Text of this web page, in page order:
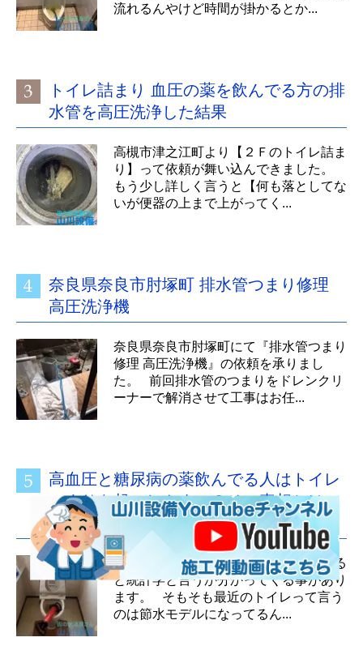
流れるんやけど時間が掛かるとか...
トイレ詰まり 血圧の薬を飲んでる方の排
水管を高圧洗浄した結果
高槻市津之江町より【２Ｆのトイレ詰ま
り】って依頼が舞い込んできました。
もう少し詳しく言うと【何も落としてな
いが便器の上まで上がってく...
奈良県奈良市肘塚町 排水管つまり修理
高圧洗浄機
奈良県奈良市肘塚町にて『排水管つまり
修理 高圧洗浄機』の依頼を承りまし
た。 前回排水管のつまりをドレンクリ
ーナーで解消させて工事はお任...
高血圧と糖尿病の薬飲んでる人はトイレ
つまりを起こしやすい？その真相とは…
の巻、摂津市千里丘東編
毎日、毎日トイレつまり修理をしている
と統計学と言うか分かってくる事があり
ます。 そもそも最近のトイレって言う
のは節水モデルになってるん...